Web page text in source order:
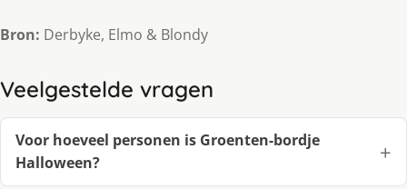
Bron: Derbyke, Elmo & Blondy
Veelgestelde vragen
Voor hoeveel personen is Groenten-bordje
Halloween?